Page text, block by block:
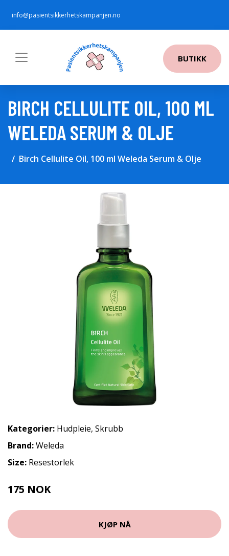
info@pasientsikkerhetskampanjen.no
BUTIKK
BIRCH CELLULITE OIL, 100 ML
WELEDA SERUM & OLJE
Birch Cellulite Oil, 100 ml Weleda Serum & Olje
Kategorier: Hudpleie, Skrubb
Brand:Weleda
Size: Resestorlek
175 NOK
KJØP NÅ